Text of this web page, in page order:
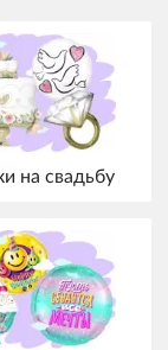
на свадьбу